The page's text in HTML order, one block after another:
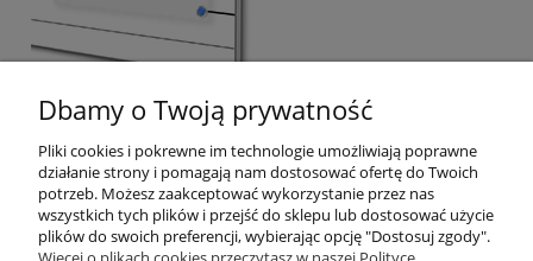
czytaj całość »
Informacje branżowe
Dbamy o Twoją prywatność
Pliki cookies i pokrewne im technologie umożliwiają poprawne
działanie strony i pomagają nam dostosować ofertę do Twoich
potrzeb. Możesz zaakceptować wykorzystanie przez nas
wszystkich tych plików i przejść do sklepu lub dostosować użycie
plików do swoich preferencji, wybierając opcję "Dostosuj zgody".